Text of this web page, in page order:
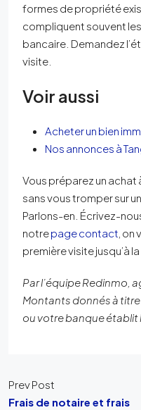
formes de propriété
compliquent souvent
bancaire. Demandez
visite.
Voir aussi
Acheter un bien
Nos annonces à
Vous préparez un achat
sans vous tromper sur
Parlons-en. Écrivez-
notrepage contact ,
première visite jusqu’à
Par l’équipe Redinmo,
Montants donnés à
ou votre banque établit
Prev Post
Frais de notaire et frais